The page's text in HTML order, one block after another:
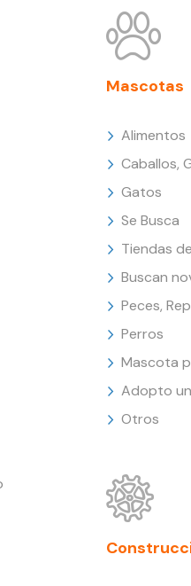
Mascotas
Alimentos
Caballos,
Gatos
Se Busca
Tiendas
Buscan
Peces,
Perros
Mascota
Adopto
Otros